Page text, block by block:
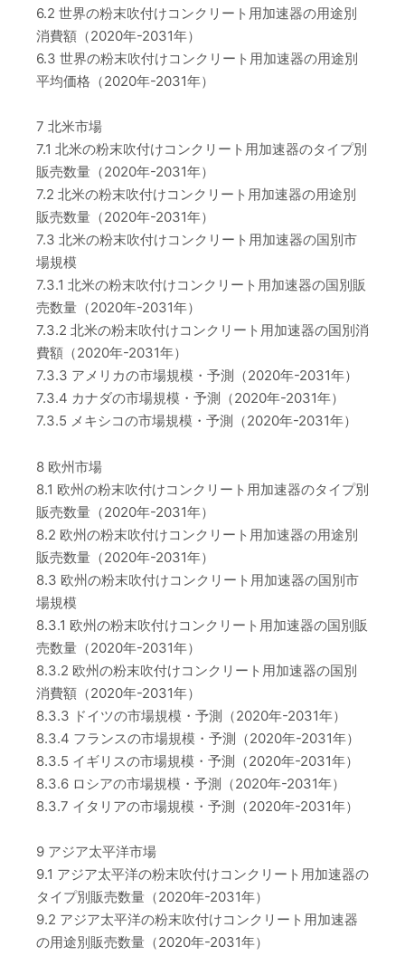
6.2 世界の粉末吹付けコンクリート用加速器の用途別
消費額（2020年-2031年）
6.3 世界の粉末吹付けコンクリート用加速器の用途別
平均価格（2020年-2031年）
7 北米市場
7.1 北米の粉末吹付けコンクリート用加速器のタイプ別
販売数量（2020年-2031年）
7.2 北米の粉末吹付けコンクリート用加速器の用途別
販売数量（2020年-2031年）
7.3 北米の粉末吹付けコンクリート用加速器の国別市
場規模
7.3.1 北米の粉末吹付けコンクリート用加速器の国別販
売数量（2020年-2031年）
7.3.2 北米の粉末吹付けコンクリート用加速器の国別消
費額（2020年-2031年）
7.3.3 アメリカの市場規模・予測（2020年-2031年）
7.3.4 カナダの市場規模・予測（2020年-2031年）
7.3.5 メキシコの市場規模・予測（2020年-2031年）
8 欧州市場
8.1 欧州の粉末吹付けコンクリート用加速器のタイプ別
販売数量（2020年-2031年）
8.2 欧州の粉末吹付けコンクリート用加速器の用途別
販売数量（2020年-2031年）
8.3 欧州の粉末吹付けコンクリート用加速器の国別市
場規模
8.3.1 欧州の粉末吹付けコンクリート用加速器の国別販
売数量（2020年-2031年）
8.3.2 欧州の粉末吹付けコンクリート用加速器の国別
消費額（2020年-2031年）
8.3.3 ドイツの市場規模・予測（2020年-2031年）
8.3.4 フランスの市場規模・予測（2020年-2031年）
8.3.5 イギリスの市場規模・予測（2020年-2031年）
8.3.6 ロシアの市場規模・予測（2020年-2031年）
8.3.7 イタリアの市場規模・予測（2020年-2031年）
9 アジア太平洋市場
9.1 アジア太平洋の粉末吹付けコンクリート用加速器の
タイプ別販売数量（2020年-2031年）
9.2 アジア太平洋の粉末吹付けコンクリート用加速器
の用途別販売数量（2020年-2031年）